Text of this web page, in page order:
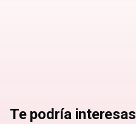
Te podría interesas